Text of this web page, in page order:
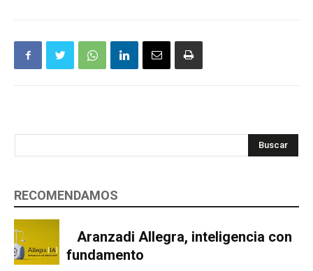
Buscar
RECOMENDAMOS
Aranzadi Allegra, inteligencia con
fundamento